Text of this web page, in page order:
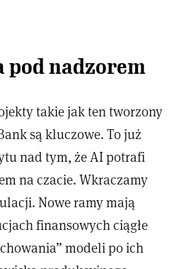
pod nadzorem
takie jak ten tworzony
są kluczowe. To już
nad tym, że AI potrafi
na czacie. Wkraczamy
Nowe ramy mają
finansowych ciągłe
modeli po ich